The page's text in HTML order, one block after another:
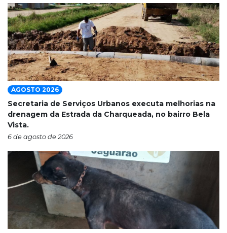
AGOSTO 2026
Secretaria de Serviços Urbanos executa melhorias na
drenagem da Estrada da Charqueada, no bairro Bela
Vista.
6 de agosto de 2026